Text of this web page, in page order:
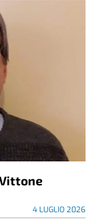
4 LUGLIO 2026